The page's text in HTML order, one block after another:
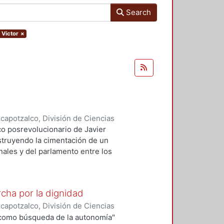
Search
Víctor ×
División de Ciencias
,2008-06)Díaz Arciniega,
posrevolucionario de Javier
la cimentación de un
y del parlamento entre los
por la dignidad
División de Ciencias
,2008-12) Díaz Arciniega,
búsqueda de la autonomía"